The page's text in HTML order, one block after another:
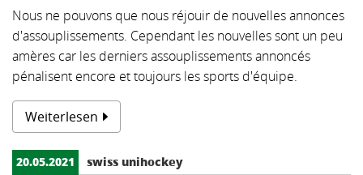
Nous ne pouvons que nous réjouir de nouvelles annonces
d'assouplissements. Cependant les nouvelles sont un peu
amères car les derniers assouplissements annoncés
pénalisent encore et toujours les sports d'équipe.
Weiterlesen
20.05.2021 swiss unihockey